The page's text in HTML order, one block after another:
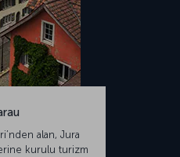
alan, Jura
kurulu turizm